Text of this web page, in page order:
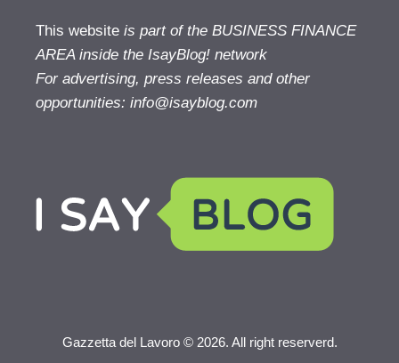
This website is part of the BUSINESS FINANCE
AREA inside the IsayBlog! network
For advertising, press releases and other
opportunities: info@isayblog.com
Gazzetta del Lavoro © 2026. All right reserverd.